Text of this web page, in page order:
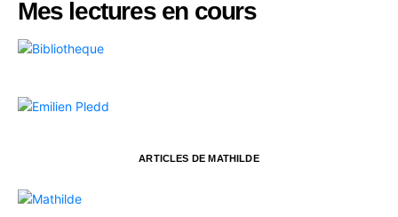
Mes lectures en cours
ARTICLES DE MATHILDE